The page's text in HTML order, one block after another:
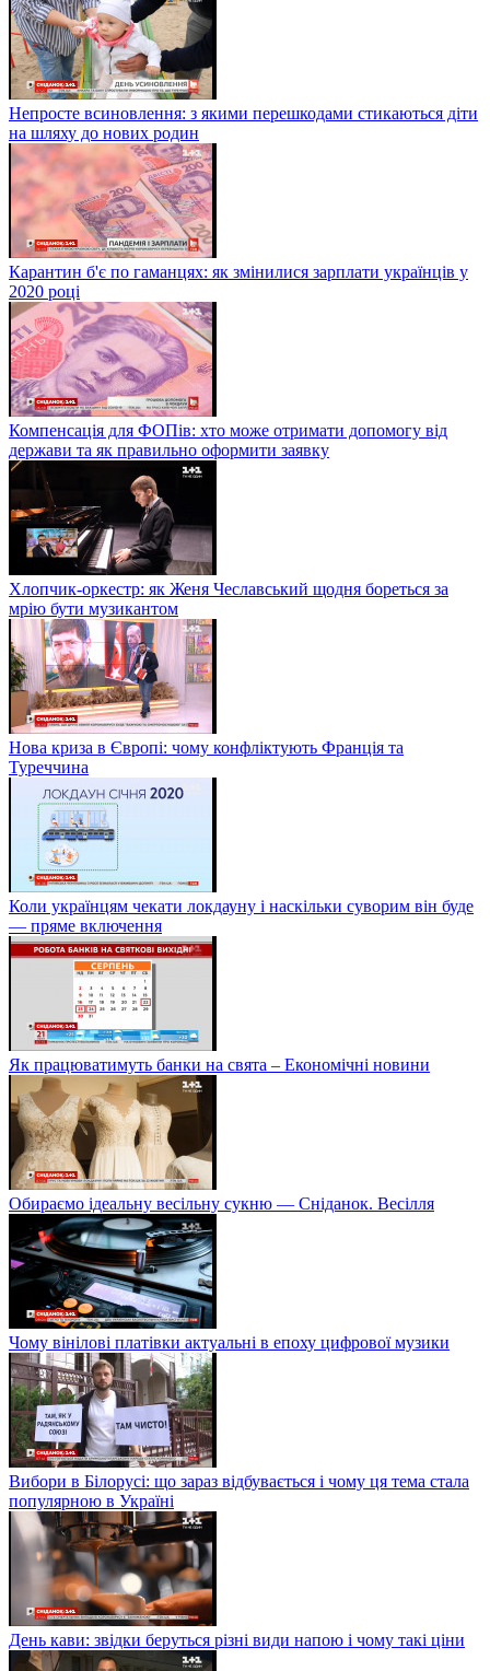
Непросте всиновлення: з якими перешкодами стикаються діти
на шляху до нових родин
Карантин б'є по гаманцях: як змінилися зарплати українців у
2020 році
Компенсація для ФОПів: хто може отримати допомогу від
держави та як правильно оформити заявку
Хлопчик-оркестр: як Женя Чеславський щодня бореться за
мрію бути музикантом
Нова криза в Європі: чому конфліктують Франція та
Туреччина
Коли українцям чекати локдауну і наскільки суворим він буде
— пряме включення
Як працюватимуть банки на свята – Економічні новини
Обираємо ідеальну весільну сукню — Сніданок. Весілля
Чому вінілові платівки актуальні в епоху цифрової музики
Вибори в Білорусі: що зараз відбувається і чому ця тема стала
популярною в Україні
День кави: звідки беруться різні види напою і чому такі ціни